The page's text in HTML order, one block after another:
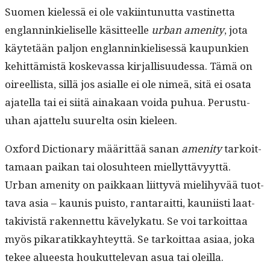
metroa
suurempi
investointi
Suomen kielessä ei ole vaki­in­tunut­ta vastinet­ta
englan­ninkieliselle käsit­teelle urban ameni­ty, jota
käytetään paljon englan­ninkielisessä kaupunkien
kehit­tämistä koskevas­sa kir­jal­lisu­udessa. Tämä on
oireel­lista, sil­lä jos asialle ei ole nimeä, sitä ei osa­ta
ajatel­la tai ei siitä ainakaan voi­da puhua. Perus­tu­
uhan ajat­telu suurelta osin kieleen.
Oxford Dic­tio­nary määrit­tää sanan ameni­tytarkoit­
ta­maan paikan tai olo­suh­teen miel­lyt­tävyyt­tä.
Urban ameni­ty on paikkaan liit­tyvä mieli­hyvää tuot­
ta­va asia – kau­nis puis­to, rantarait­ti, kau­ni­isti laat­
takivistä raken­net­tu käve­lykatu. Se voi tarkoit­taa
myös pikaratikkay­hteyt­tä. Se tarkoit­taa asi­aa, joka
tekee alueesta houkut­tel­e­van asua tai oleil­la.